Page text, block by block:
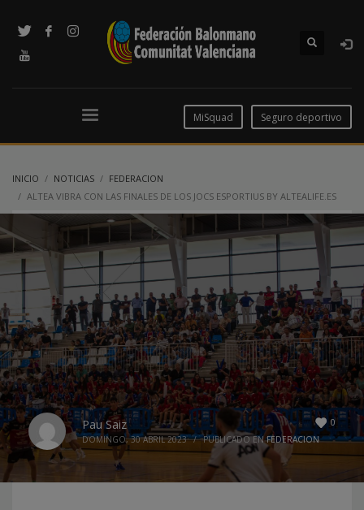
MiSquad Seguro deportivo
INICIO NOTICIAS
FEDERACION
ALTEA VIBRA CON LAS FINALES DE LOS JOCS ESPORTIUS BY ALTEALIFE.ES
0
Pau Saiz
DOMINGO, 30 ABRIL 2023 / PUBLICADO ENFEDERACION